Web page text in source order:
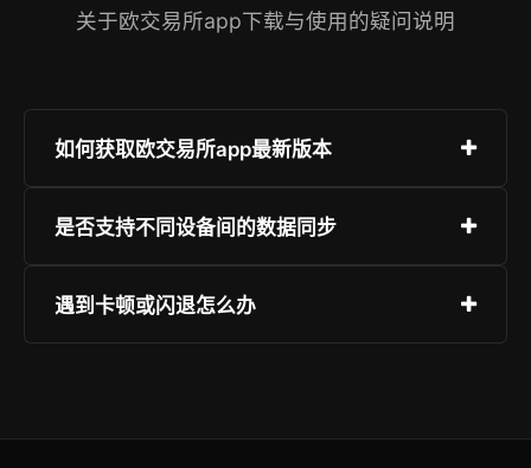
关于欧交易所app下载与使用的疑问说明
如何获取欧交易所app最新版本
可通过官方网站提供的下载链接直接安装，或在各
是否支持不同设备间的数据同步
支持。登录同一账号后，资产信息、设置偏好等均
遇到卡顿或闪退怎么办
队排查修复。